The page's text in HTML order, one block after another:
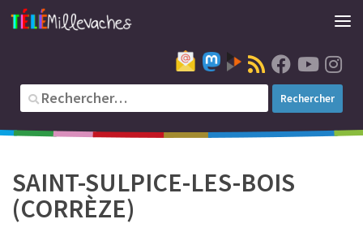
SAINT-SULPICE-LES-BOIS
(CORRÈZE)